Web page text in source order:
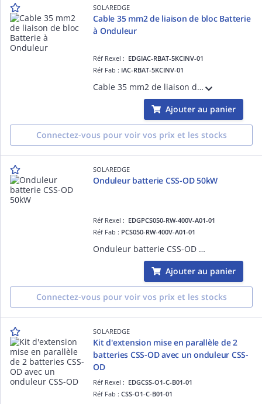
SOLAREDGE
Cable 35 mm2 de liaison de bloc Batterie
à Onduleur
Réf Rexel : EDGIAC-RBAT-5KCINV-01
Réf Fab : IAC-RBAT-5KCINV-01
Cable 35 mm2 de liaison de bloc Batterie à Onduleur
Ajouter au panier
Connectez-vous pour voir vos prix et les stocks
SOLAREDGE
Onduleur batterie CSS-OD 50kW
Réf Rexel : EDGPCS050-RW-400V-A01-01
Réf Fab : PCS050-RW-400V-A01-01
Onduleur batterie CSS-OD 50kW
Ajouter au panier
Connectez-vous pour voir vos prix et les stocks
SOLAREDGE
Kit d'extension mise en parallèle de 2
batteries CSS-OD avec un onduleur CSS-
OD
Réf Rexel : EDGCSS-O1-C-B01-01
Réf Fab :CSS-O1-C-B01-01